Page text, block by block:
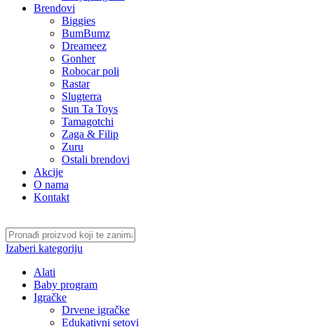
Brendovi
Biggies
BumBumz
Dreameez
Gonher
Robocar poli
Rastar
Slugterra
Sun Ta Toys
Tamagotchi
Zaga & Filip
Zuru
Ostali brendovi
Akcije
O nama
Kontakt
Izaberi kategoriju
Alati
Baby program
Igračke
Drvene igračke
Edukativni setovi